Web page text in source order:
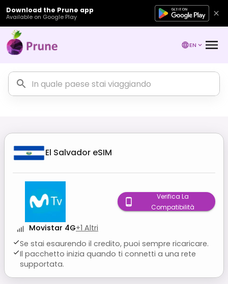
Download the Prune app
Available on Google Play
EN
El Salvador eSIM
Movistar 4G+1 Altri
Se stai esaurendo il credito, puoi sempre ricaricare.
Il pacchetto inizia quando ti connetti a una rete
supportata.
Verifica La
Compatibilità